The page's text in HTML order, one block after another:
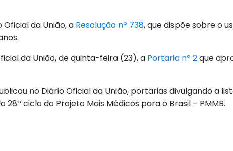
da União, a Resolução nº 738, que dispõe sobre o
da União, de quinta-feira (23), a Portaria nº 2que
no Diário Oficial da União, portarias divulgando a
ciclo do Projeto Mais Médicos para o Brasil – PMMB.